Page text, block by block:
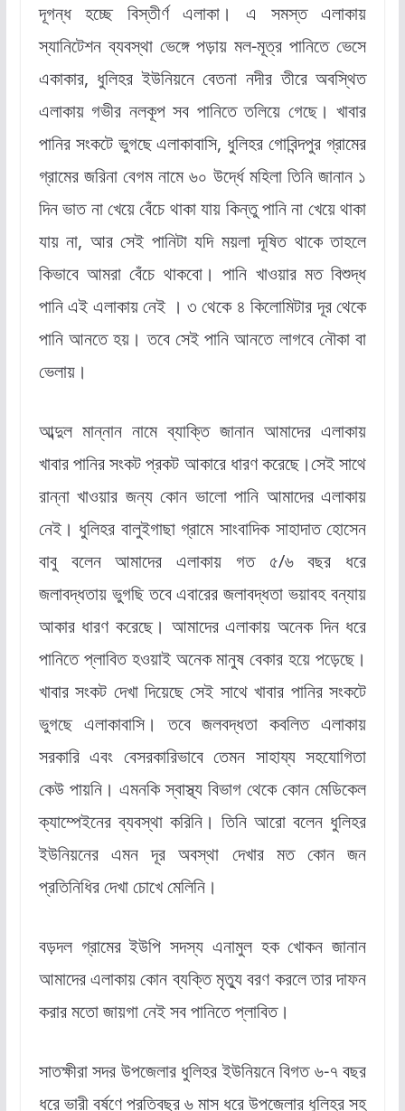
দূগন্ধ হচ্ছে বিস্তীর্ণ এলাকা। এ সমস্ত এলাকায়
স্যানিটেশন ব্যবস্থা ভেঙ্গে পড়ায় মল-মূত্র পানিতে ভেসে
একাকার, ধুলিহর ইউনিয়নে বেতনা নদীর তীরে অবস্থিত
এলাকায় গভীর নলকূপ সব পানিতে তলিয়ে গেছে। খাবার
পানির সংকটে ভুগছে এলাকাবাসি, ধুলিহর গোবিন্দপুর গ্রামের
গ্রামের জরিনা বেগম নামে ৬০ উর্দ্ধে মহিলা তিনি জানান ১
দিন ভাত না খেয়ে বেঁচে থাকা যায় কিন্তু পানি না খেয়ে থাকা
যায় না, আর সেই পানিটা যদি ময়লা দূষিত থাকে তাহলে
কিভাবে আমরা বেঁচে থাকবো। পানি খাওয়ার মত বিশুদ্ধ
পানি এই এলাকায় নেই । ৩ থেকে ৪ কিলোমিটার দূর থেকে
পানি আনতে হয়। তবে সেই পানি আনতে লাগবে নৌকা বা
ভেলায়।
আব্দুল মান্নান নামে ব্যাক্তি জানান আমাদের এলাকায়
খাবার পানির সংকট প্রকট আকারে ধারণ করেছে।সেই সাথে
রান্না খাওয়ার জন্য কোন ভালো পানি আমাদের এলাকায়
নেই। ধুলিহর বালুইগাছা গ্রামে সাংবাদিক সাহাদাত হোসেন
বাবু বলেন আমাদের এলাকায় গত ৫/৬ বছর ধরে
জলাবদ্ধতায় ভুগছি তবে এবারের জলাবদ্ধতা ভয়াবহ বন্যায়
আকার ধারণ করেছে। আমাদের এলাকায় অনেক দিন ধরে
পানিতে প্লাবিত হওয়াই অনেক মানুষ বেকার হয়ে পড়েছে।
খাবার সংকট দেখা দিয়েছে সেই সাথে খাবার পানির সংকটে
ভুগছে এলাকাবাসি। তবে জলবদ্ধতা কবলিত এলাকায়
সরকারি এবং বেসরকারিভাবে তেমন সাহায্য সহযোগিতা
কেউ পায়নি। এমনকি স্বাস্থ্য বিভাগ থেকে কোন মেডিকেল
ক্যাম্পেইনের ব্যবস্থা করিনি। তিনি আরো বলেন ধুলিহর
ইউনিয়নের এমন দূর অবস্থা দেখার মত কোন জন
প্রতিনিধির দেখা চোখে মেলিনি।
বড়দল গ্রামের ইউপি সদস্য এনামুল হক খোকন জানান
আমাদের এলাকায় কোন ব্যক্তি মৃত্যু বরণ করলে তার দাফন
করার মতো জায়গা নেই সব পানিতে প্লাবিত।
সাতক্ষীরা সদর উপজেলার ধুলিহর ইউনিয়নে বিগত ৬-৭ বছর
ধরে ভারী বর্ষণে প্রতিবছর ৬ মাস ধরে উপজেলার ধুলিহর সহ